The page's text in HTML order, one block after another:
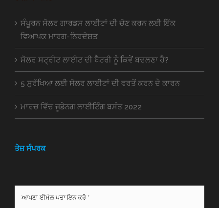
ਸੰਪੂਰਨ ਸੋਲਰ ਗਾਰਡਸ ਲਾਈਟਾਂ ਦੀ ਚੋਣ ਕਰਨ ਲਈ ਇੱਕ
ਵਿਆਪਕ ਮਾਰਗ-ਨਿਰਦੇਸ਼ਤ
ਸੋਲਰ ਸਟ੍ਰੀਟ ਲਾਈਟ ਦੀ ਬੈਟਰੀ ਨੂੰ ਕਿਵੇਂ ਬਦਲਣਾ ਹੈ?
5 ਸੁਰੱਖਿਆ ਲਈ ਸੋਲਰ ਲਾਈਟਾਂ ਦੀ ਵਰਤੋਂ ਕਰਨ ਦੇ ਕਾਰਨ
ਮਾਰਚ ਵਿੱਚ ਜੂਡੇਨਗ ਲਾਈਟਿੰਗ ਬਸੰਤ 2022
ਤੇਜ਼ ਸੰਪਰਕ